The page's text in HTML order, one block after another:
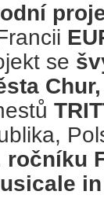
se
Chur,
ročníku